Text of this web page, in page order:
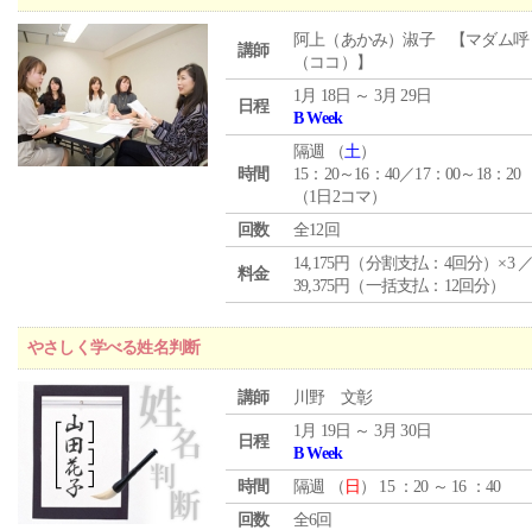
講師
阿上（あかみ）淑子 【マダム呼
（ココ）】
日程
1月 18日 ～ 3月 29日
B Week
時間
隔週 （土）
15：20～16：40／17：00～18：20
（1日2コマ）
回数
全12回
料金
14,175円（分割支払：4回分）×3
39,375円（一括支払：12回分）
やさしく学べる姓名判断
講師 川野 文彰
日程
1月 19日 ～ 3月 30日
B Week
時間
隔週 （ 日 ） 15 ：20 ～ 16 ：40
回数
全6回